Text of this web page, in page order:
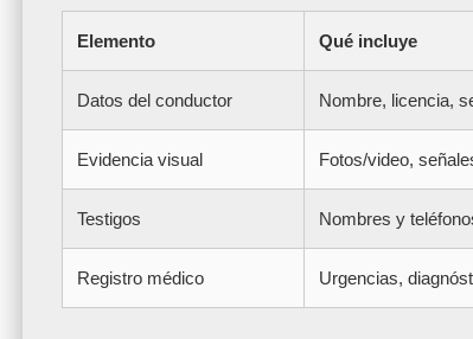
Elemento Qué incluye
Datos del conductor Nombre, licencia,
Evidencia visual Fotos/video,
Testigos Nombres y
Registro médico Urgencias,